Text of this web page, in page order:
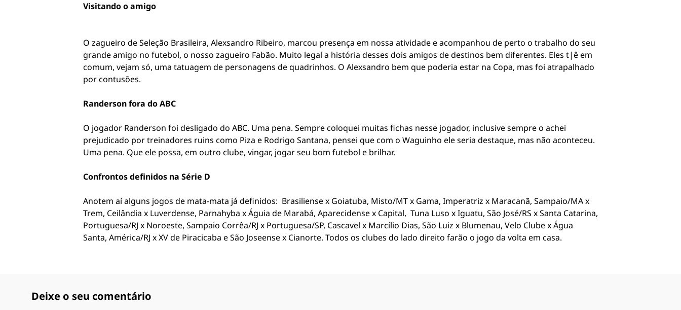
Visitando o amigo
O zagueiro de Seleção Brasileira, Alexsandro Ribeiro, marcou presença em nossa atividade e acompanhou de perto o trabalho do seu
grande amigo no futebol, o nosso zagueiro Fabão. Muito legal a história desses dois amigos de destinos bem diferentes. Eles t|ê em
comum, vejam só, uma tatuagem de personagens de quadrinhos. O Alexsandro bem que poderia estar na Copa, mas foi atrapalhado
por contusões.
Randerson fora do ABC
O jogador Randerson foi desligado do ABC. Uma pena. Sempre coloquei muitas fichas nesse jogador, inclusive sempre o achei
prejudicado por treinadores ruins como Piza e Rodrigo Santana, pensei que com o Waguinho ele seria destaque, mas não aconteceu.
Uma pena. Que ele possa, em outro clube, vingar, jogar seu bom futebol e brilhar.
Confrontos definidos na Série D
Anotem aí alguns jogos de mata-mata já definidos: Brasiliense x Goiatuba, Misto/MT x Gama, Imperatriz x Maracanã, Sampaio/MA x
Trem, Ceilândia x Luverdense, Parnahyba x Águia de Marabá, Aparecidense x Capital, Tuna Luso x Iguatu, São José/RS x Santa Catarina,
Portuguesa/RJ x Noroeste, Sampaio Corrêa/RJ x Portuguesa/SP, Cascavel x Marcílio Dias, São Luiz x Blumenau, Velo Clube x Água
Santa, América/RJ x XV de Piracicaba e São Joseense x Cianorte. Todos os clubes do lado direito farão o jogo da volta em casa.
Deixe o seu comentário